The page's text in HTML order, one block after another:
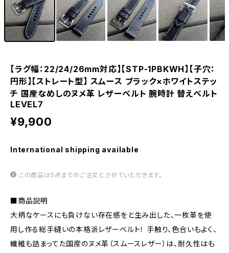
【ラグ幅：22/24/26mm対応】【STP-1PBKWH】【子穴：
円形】【ストレート型】 スムース ブラック×ホワイトステッ
チ 国産なめしのヌメ革 レザーベルト 腕時計 替えベルト
LEVEL7
¥9,900
International shipping available
この商品は5点までのご注文とさせていただきます。
■商品説明
大柄なケースにも負けない存在感をと生み出した、一枚革を使
用し作る総手縫いの本格派レザーベルト！ 手触り、色合いもよく、
繊維も詰まってた国産のヌメ革（スムースレザー）は、耐久性はも